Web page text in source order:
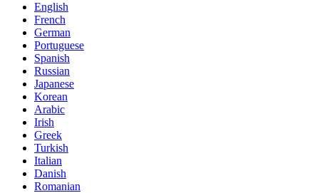
English
French
German
Portuguese
Spanish
Russian
Japanese
Korean
Arabic
Irish
Greek
Turkish
Italian
Danish
Romanian